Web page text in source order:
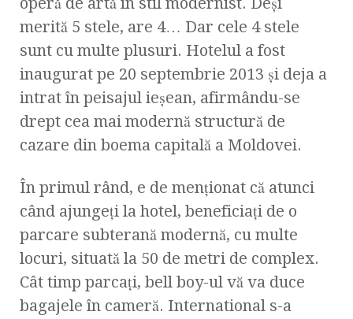
merită 5 stele, are 4… Dar cele 4 stele
sunt cu multe plusuri. Hotelul a fost
inaugurat pe 20 septembrie 2013 şi deja a
intrat în peisajul ieşean, afirmându-se
drept cea mai modernă structură de
cazare din boema capitală a Moldovei.
În primul rând, e de menţionat că atunci
când ajungeţi la hotel, beneficiaţi de o
parcare subterană modernă, cu multe
locuri, situată la 50 de metri de complex.
Cât timp parcaţi, bell boy-ul vă va duce
bagajele în cameră. International s-a